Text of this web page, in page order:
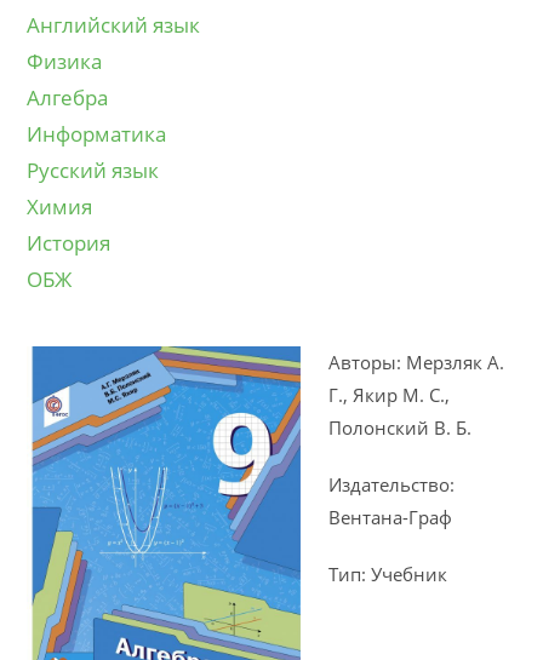
Английский язык
Физика
Алгебра
Информатика
Русский язык
Химия
История
ОБЖ
Авторы: Мерзляк А.
Г., Якир М. С.,
Полонский В. Б.
Издательство:
Вентана-Граф
Тип: Учебник